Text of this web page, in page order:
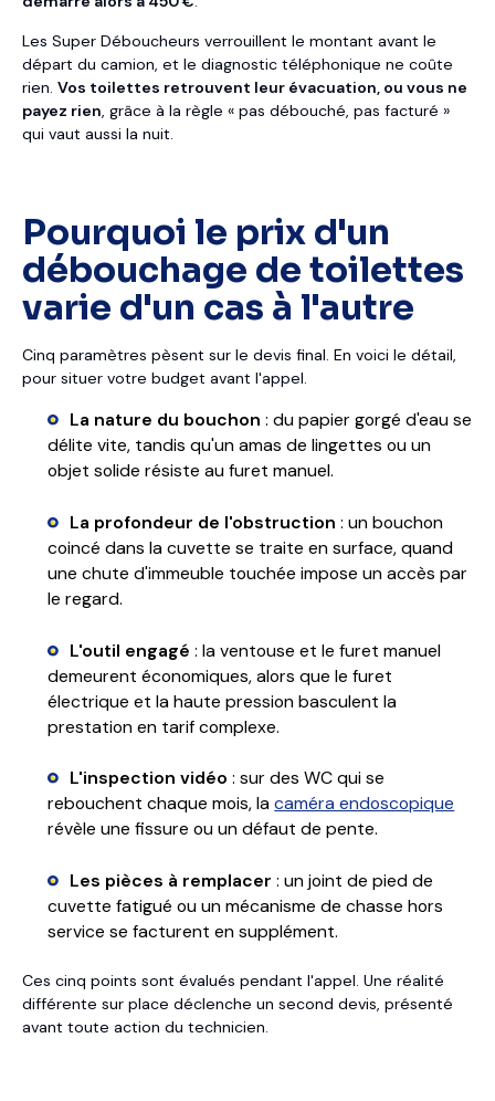
Les Super Déboucheurs verrouillent le montant avant le
départ du camion, et le diagnostic téléphonique ne coûte
rien. Vos toilettes retrouvent leur évacuation, ou vous ne
payez rien, grâce à la règle « pas débouché, pas facturé »
qui vaut aussi la nuit.
Pourquoi le prix d'un
débouchage de toilettes
varie d'un cas à l'autre
Cinq paramètres pèsent sur le devis final. En voici le détail,
pour situer votre budget avant l'appel.
La nature du bouchon : du papier gorgé d'eau se
délite vite, tandis qu'un amas de lingettes ou un
objet solide résiste au furet manuel.
La profondeur de l'obstruction : un bouchon
coincé dans la cuvette se traite en surface, quand
une chute d'immeuble touchée impose un accès par
le regard.
L'outil engagé : la ventouse et le furet manuel
demeurent économiques, alors que le furet
électrique et la haute pression basculent la
prestation en tarif complexe.
L'inspection vidéo : sur des WC qui se
rebouchent chaque mois, lacaméra endoscopique
révèle une fissure ou un défaut de pente.
Les pièces à remplacer : un joint de pied de
cuvette fatigué ou un mécanisme de chasse hors
service se facturent en supplément.
Ces cinq points sont évalués pendant l'appel. Une réalité
différente sur place déclenche un second devis, présenté
avant toute action du technicien.